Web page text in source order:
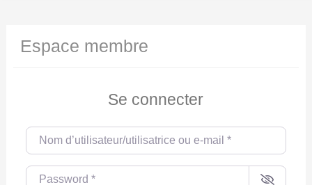
Espace membre
Se connecter
Nom d’utilisateur/utilisatrice ou e-mail
Password